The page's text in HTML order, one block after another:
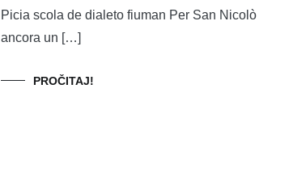
Picia scola de dialeto fiuman Per San Nicolò
ancora un […]
PROČITAJ!